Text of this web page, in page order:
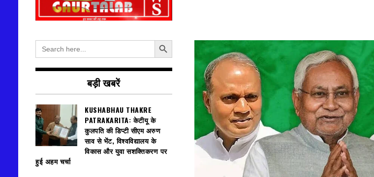
गौरतलब न्यूज
Search
for:
Search Button
बड़ी खबरें
KUSHABHAU THAKRE
PATRAKARITA: केटीयू के
कुलपति की डिप्टी सीएम अरुण
साव से भेंट, विश्वविद्यालय के
विकास और युवा सशक्तिकरण पर
हुई अहम चर्चा